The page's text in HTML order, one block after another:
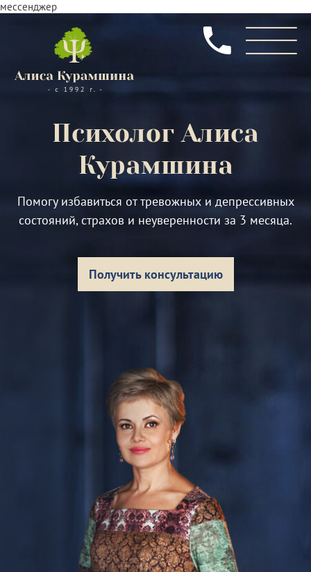
мессенджер
ПсихологАлиса
Курамшина
Помогу избавиться от тревожных и депрессивных
состояний, страхов и неуверенности за 3 месяца.
Получить консультацию